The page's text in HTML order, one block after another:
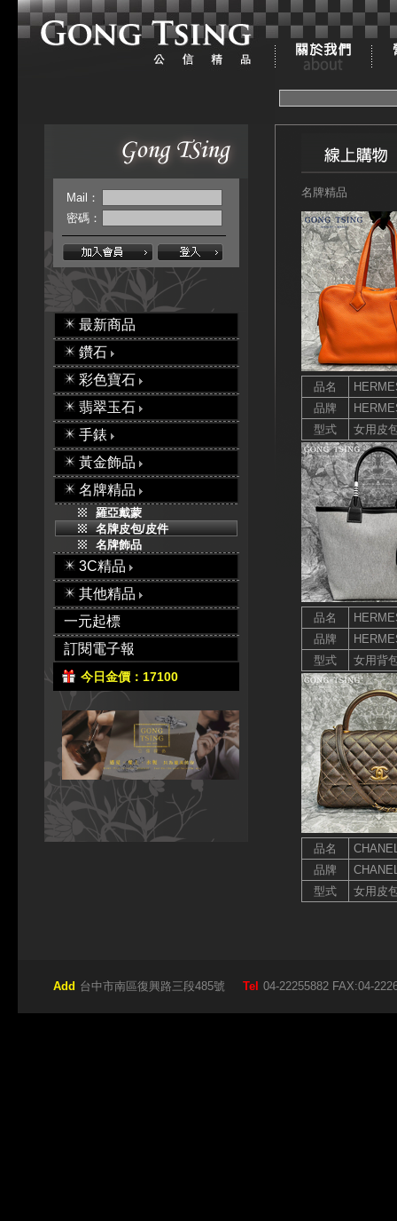
Mail：
密碼：
最新商品
鑽石
彩色寶石
翡翠玉石
手錶
黃金飾品
名牌精品
羅亞戴蒙
名牌皮包/皮件
名牌飾品
3C精品
其他精品
一元起標
訂閱電子報
今日金價：17100
名牌精品
品名
品牌
型式
女用皮
品名
品牌
型式
女用背
品名
品牌
型式
女用皮
Add 台中市南區復興路三段485號 Tel 04-22255882 FAX:04-